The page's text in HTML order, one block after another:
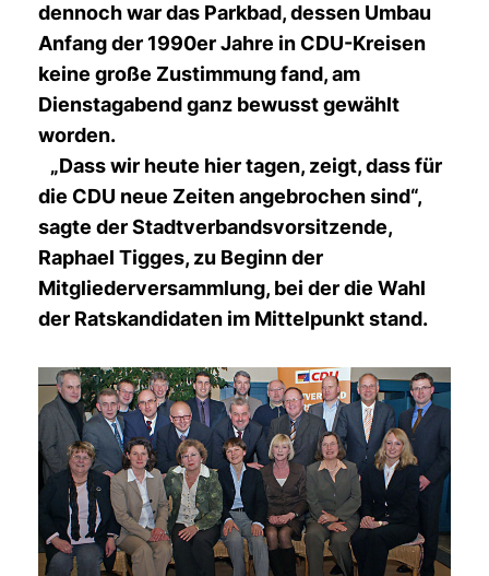
dennoch war das Parkbad, dessen Umbau
Anfang der 1990er Jahre in CDU-Kreisen
keine große Zustimmung fand, am
Dienstagabend ganz bewusst gewählt
worden.
Dass wir heute hier tagen, zeigt, dass für
die CDU neue Zeiten angebrochen sind“,
sagte der Stadtverbandsvorsitzende,
Raphael Tigges, zu Beginn der
Mitgliederversammlung, bei der die Wahl
der Ratskandidaten im Mittelpunkt stand.